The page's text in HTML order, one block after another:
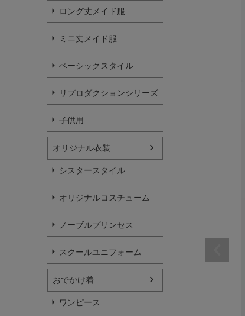
ロング丈メイド服
ミニ丈メイド服
ベーシックスタイル
リプロダクションシリーズ
子供用
オリジナル衣装
シスタースタイル
オリジナルコスチューム
ノーブルプリンセス
スクールユニフォーム
おでかけ着
ワンピース